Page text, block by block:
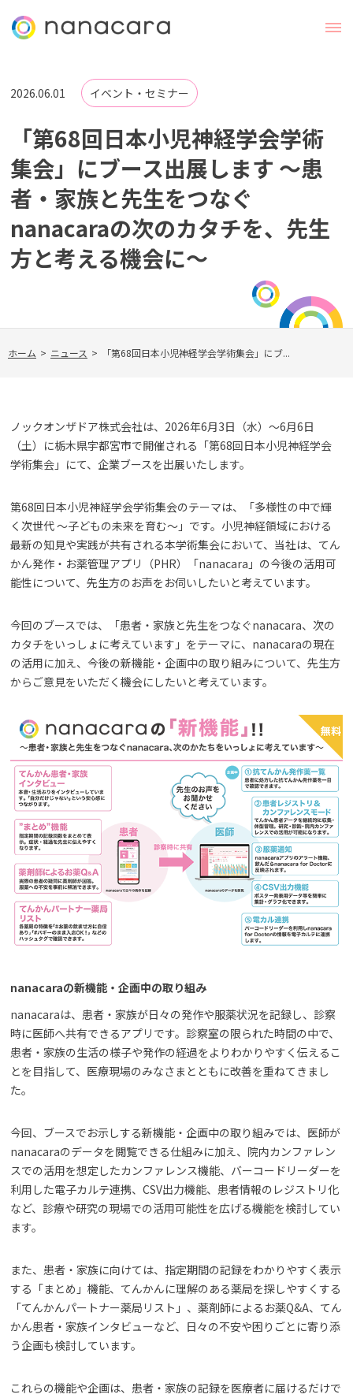
2026.06.01 イベント・セミナー
「第68回日本小児神経学会学術
集会」にブース出展します 〜患
者・家族と先生をつなぐ
nanacaraの次のカタチを、先生
方と考える機会に〜
ホーム > ニュース > 「第68回日本小児神経学会学術集会」にブ...
ノックオンザドア株式会社は、2026年6月3日（水）〜6月6日
（土）に栃木県宇都宮市で開催される「第68回日本小児神経学会
学術集会」にて、企業ブースを出展いたします。
第68回日本小児神経学会学術集会のテーマは、「多様性の中で輝
く次世代 ～子どもの未来を育む～」です。小児神経領域における
最新の知見や実践が共有される本学術集会において、当社は、てん
かん発作・お薬管理アプリ（PHR）「nanacara」の今後の活用可
能性について、先生方のお声をお伺いしたいと考えています。
今回のブースでは、「患者・家族と先生をつなぐnanacara、次の
カタチをいっしょに考えています」をテーマに、nanacaraの現在
の活用に加え、今後の新機能・企画中の取り組みについて、先生方
からご意見をいただく機会にしたいと考えています。
nanacaraの新機能・企画中の取り組み
nanacaraは、患者・家族が日々の発作や服薬状況を記録し、診察
時に医師へ共有できるアプリです。診察室の限られた時間の中で、
患者・家族の生活の様子や発作の経過をよりわかりやすく伝えるこ
とを目指して、医療現場のみなさまとともに改善を重ねてきまし
た。
今回、ブースでお示しする新機能・企画中の取り組みでは、医師が
nanacaraのデータを閲覧できる仕組みに加え、院内カンファレン
スでの活用を想定したカンファレンス機能、バーコードリーダーを
利用した電子カルテ連携、CSV出力機能、患者情報のレジストリ化
など、診療や研究の現場での活用可能性を広げる機能を検討してい
ます。
また、患者・家族に向けては、指定期間の記録をわかりやすく表示
する「まとめ」機能、てんかんに理解のある薬局を探しやすくする
「てんかんパートナー薬局リスト」、薬剤師によるお薬Q&A、てん
かん患者・家族インタビューなど、日々の不安や困りごとに寄り添
う企画も検討しています。
これらの機能や企画は、患者・家族の記録を医療者に届けるだけで